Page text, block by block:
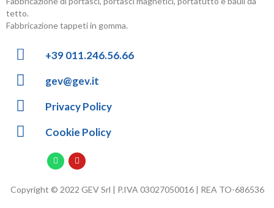
tetto.
Fabbricazione tappeti in gomma.
+39 011.246.56.66
gev@gev.it
Privacy Policy
Cookie Policy
Copyright © 2022 GEV Srl | P.IVA 03027050016 | REA TO-686536